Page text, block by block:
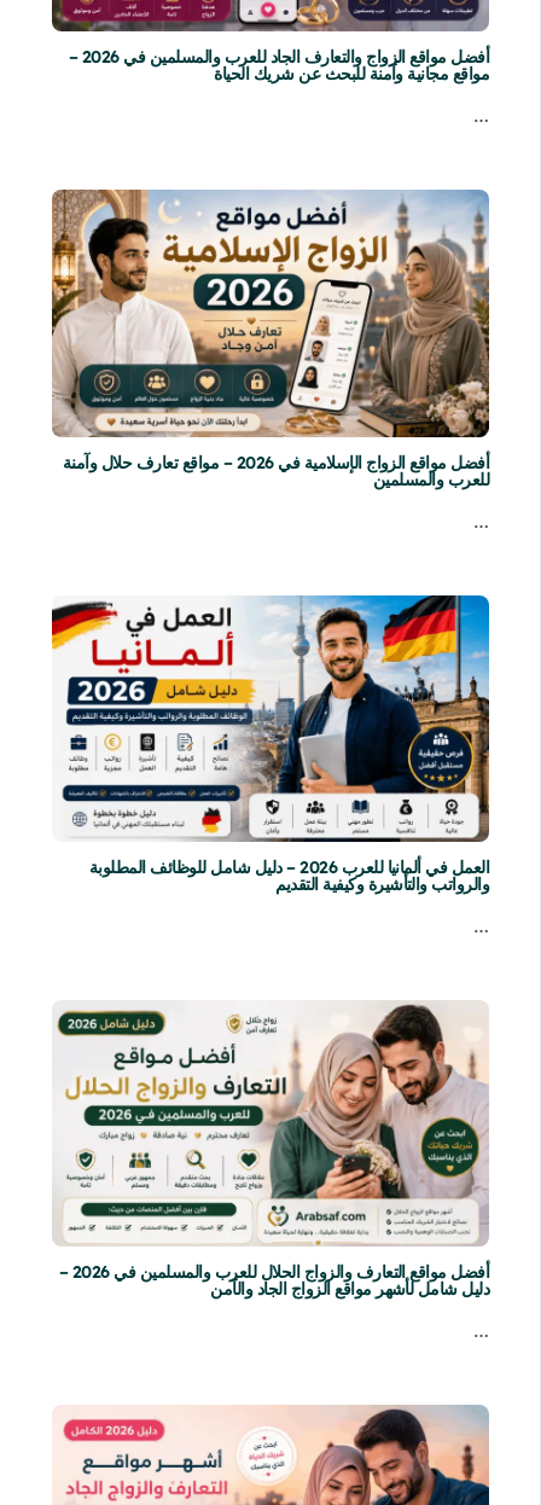
أفضل مواقع الزواج والتعارف الجاد للعرب والمسلمين في 2026 –
مواقع مجانية وآمنة للبحث عن شريك الحياة
…
أفضل مواقع الزواج الإسلامية في 2026 – مواقع تعارف حلال وآمنة
للعرب والمسلمين
…
العمل في ألمانيا للعرب 2026 – دليل شامل للوظائف المطلوبة
والرواتب والتأشيرة وكيفية التقديم
…
أفضل مواقع التعارف والزواج الحلال للعرب والمسلمين في 2026 –
دليل شامل لأشهر مواقع الزواج الجاد والآمن
…